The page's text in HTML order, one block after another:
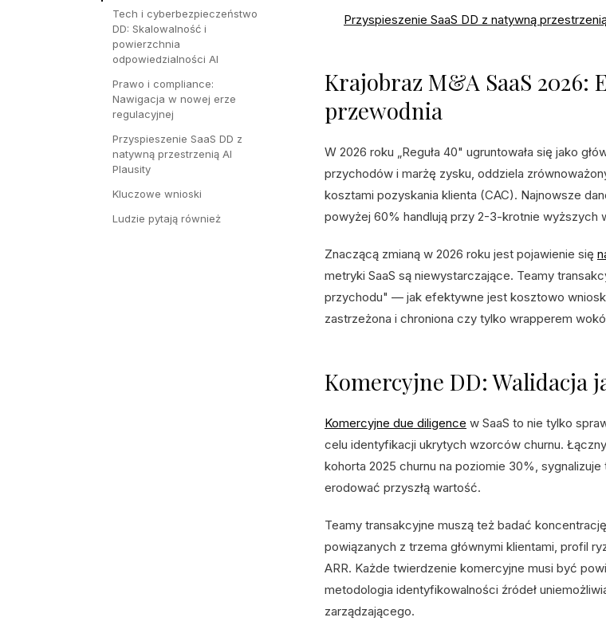
Tech i cyberbezpieczeństwo
DD: Skalowalność i
powierzchnia
odpowiedzialności AI
Prawo i compliance:
Nawigacja w nowej erze
regulacyjnej
Przyspieszenie SaaS DD z
natywną przestrzenią AI
Plausity
Kluczowe wnioski
Ludzie pytają również
Przyspieszenie SaaS DD z natywną
Krajobraz M&A SaaS
przewodnia
W 2026 roku „Reguła 40" ugruntowała się jako
przychodów i marżę zysku, oddziela
kosztami pozyskania klienta (CAC). Najnowsze
powyżej 60% handlują przy 2-3-krotnie wyższych
Znaczącą zmianą w 2026 roku jest pojawienie się
metryki SaaS są niewystarczające. Teamy
przychodu" — jak efektywne jest kosztowo
zastrzeżona i chroniona czy tylko wrapperem
Komercyjne DD: Walidacja
Komercyjne due diligence w SaaS to nie tylko
celu identyfikacji ukrytych wzorców churnu.
kohorta 2025 churnu na poziomie 30%,
erodować przyszłą wartość.
Teamy transakcyjne muszą też badać
powiązanych z trzema głównymi klientami, profil
ARR. Każde twierdzenie komercyjne musi być
metodologia identyfikowalności źródeł
zarządzającego.